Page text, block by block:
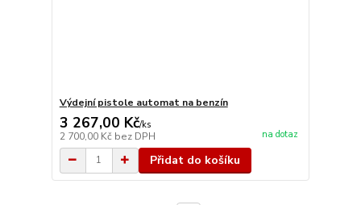
Výdejní pistole automat na benzín
3 267,00 Kč/ks
2 700,00 Kč bez DPH na dotaz
Přidat do košíku